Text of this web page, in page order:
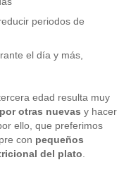
periodos de
el día y más,
edad resulta muy
otras nuevas y hacer
ello, que preferimos
con pequeños
del plato